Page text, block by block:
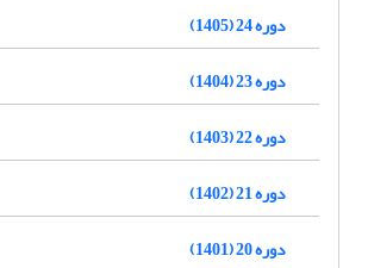
دوره 24 (1405)
دوره 23 (1404)
دوره 22 (1403)
دوره 21 (1402)
دوره 20 (1401)